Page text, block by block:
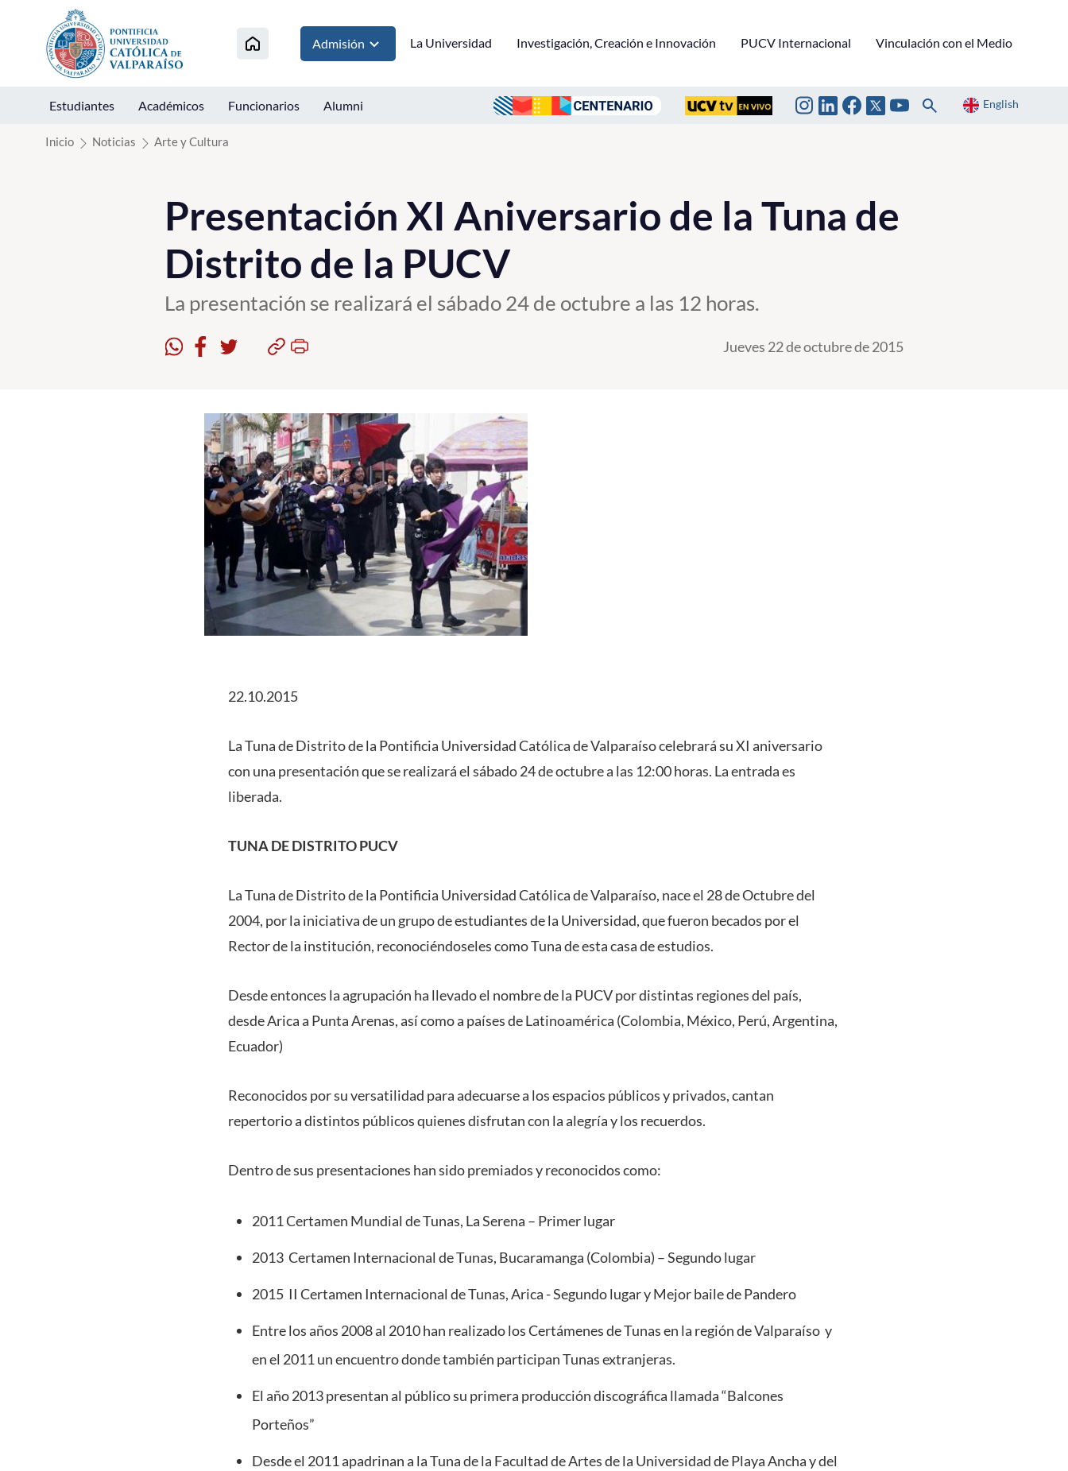
Click acá para ir directamente al contenido
Admisión La Universidad Investigación, Creación e Innovación PUCV Internacional Vinculación con el Medio
Estudiantes Académicos Funcionarios Alumni English
Inicio Noticias Arte y Cultura
Presentación XI Aniversario de la Tuna de
Distrito de la PUCV
La presentación se realizará el sábado 24 de octubre a las 12 horas.
Jueves 22 de octubre de 2015
22.10.2015
La Tuna de Distrito de la Pontificia Universidad Católica de Valparaíso celebrará su XI aniversario
con una presentación que se realizará el sábado 24 de octubre a las 12:00 horas. La entrada es
liberada.
TUNA DE DISTRITO PUCV
La Tuna de Distrito de la Pontificia Universidad Católica de Valparaíso, nace el 28 de Octubre del
2004, por la iniciativa de un grupo de estudiantes de la Universidad, que fueron becados por el
Rector de la institución, reconociéndoseles como Tuna de esta casa de estudios.
Desde entonces la agrupación ha llevado el nombre de la PUCV por distintas regiones del país,
desde Arica a Punta Arenas, así como a países de Latinoamérica (Colombia, México, Perú, Argentina,
Ecuador)
Reconocidos por su versatilidad para adecuarse a los espacios públicos y privados, cantan
repertorio a distintos públicos quienes disfrutan con la alegría y los recuerdos.
Dentro de sus presentaciones han sido premiados y reconocidos como:
2011 Certamen Mundial de Tunas, La Serena – Primer lugar
2013 Certamen Internacional de Tunas, Bucaramanga (Colombia) – Segundo lugar
2015 II Certamen Internacional de Tunas, Arica - Segundo lugar y Mejor baile de Pandero
Entre los años 2008 al 2010 han realizado los Certámenes de Tunas en la región de Valparaíso y
en el 2011 un encuentro donde también participan Tunas extranjeras.
El año 2013 presentan al público su primera producción discográfica llamada “Balcones
Porteños”
Desde el 2011 apadrinan a la Tuna de la Facultad de Artes de la Universidad de Playa Ancha y del